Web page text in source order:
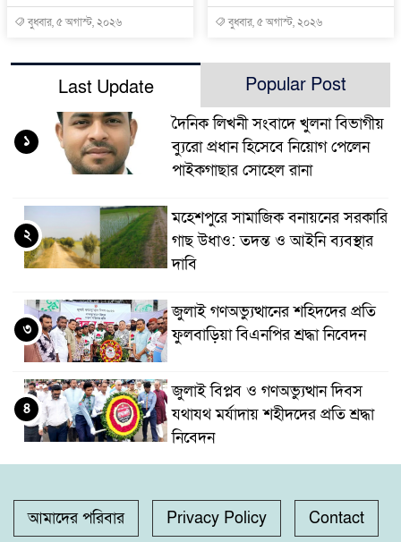
বুধবার, ৫ অগাস্ট, ২০২৬ বুধবার, ৫ অগাস্ট, ২০২৬
Last Update Popular Post
দৈনিক লিখনী সংবাদে খুলনা বিভাগীয়
ব্যুরো প্রধান হিসেবে নিয়োগ পেলেন
পাইকগাছার সোহেল রানা
১
মহেশপুরে সামাজিক বনায়নের সরকারি
গাছ উধাও: তদন্ত ও আইনি ব্যবস্থার
দাবি
২
জুলাই গণঅভ্যুত্থানের শহিদদের প্রতি
ফুলবাড়িয়া বিএনপির শ্রদ্ধা নিবেদন
৩
জুলাই বিপ্লব ও গণঅভ্যুত্থান দিবস
যথাযথ মর্যাদায় শহীদদের প্রতি শ্রদ্ধা
নিবেদন
৪
উদ্ধার
৫
আমাদের পরিবার Privacy Policy Contact